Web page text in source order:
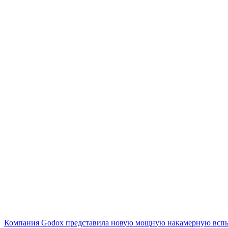
Компания Godox представила новую мощную накамерную